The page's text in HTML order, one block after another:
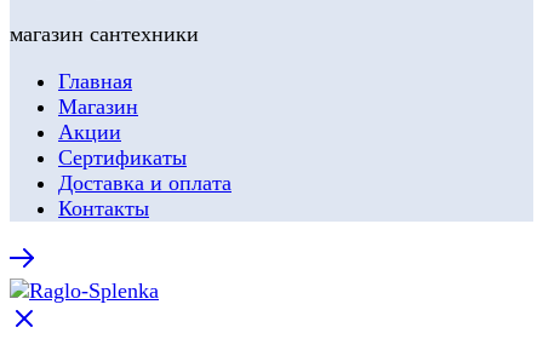
магазин сантехники
Главная
Магазин
Акции
Сертификаты
Доставка и оплата
Контакты